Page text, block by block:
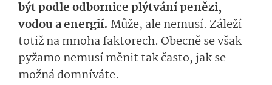
být podle odbornice plýtvání penězi,
vodou a energií. Může, ale nemusí. Záleží
totiž na mnoha faktorech. Obecně se však
pyžamo nemusí měnit tak často, jak se
možná domníváte.